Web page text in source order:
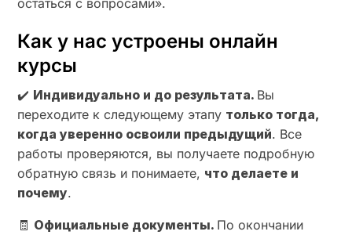
Как у нас устроены онлайн
курсы
✔️ Индивидуально и до результата. Вы
переходите к следующему этапу только тогда,
когда уверенно освоили предыдущий. Все
работы проверяются, вы получаете подробную
обратную связь и понимаете, что делаете и
почему.
🧾 Официальные документы. По окончании